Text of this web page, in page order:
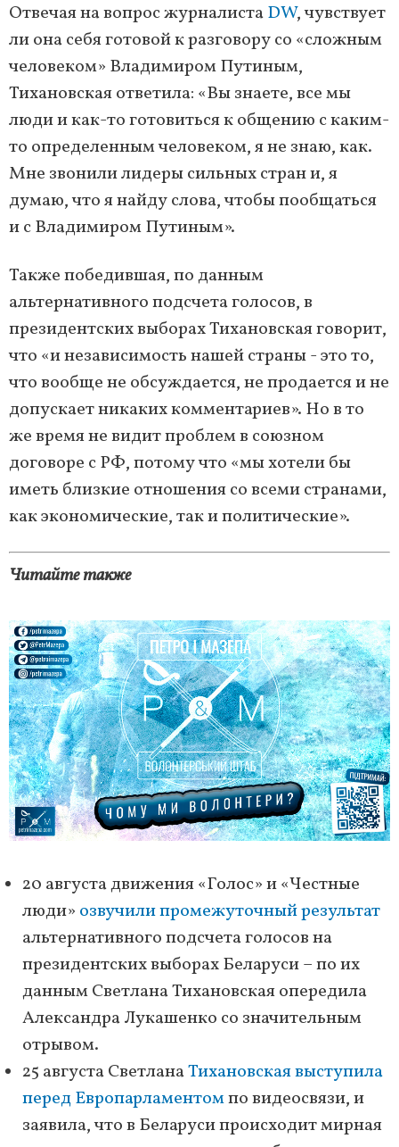
Отвечая на вопрос журналистаDW, чувствует
ли она себя готовой к разговору со «сложным
человеком» Владимиром Путиным,
Тихановская ответила: «Вы знаете, все мы
люди и как-то готовиться к общению с каким-
то определенным человеком, я не знаю, как.
Мне звонили лидеры сильных стран и, я
думаю, что я найду слова, чтобы пообщаться
и с Владимиром Путиным».
Также победившая, по данным
альтернативного подсчета голосов, в
президентских выборах Тихановская говорит,
что «и независимость нашей страны - это то,
что вообще не обсуждается, не продается и не
допускает никаких комментариев». Но в то
же время не видит проблем в союзном
договоре с РФ, потому что «мы хотели бы
иметь близкие отношения со всеми странами,
как экономические, так и политические».
Читайте также
20 августа движения «Голос» и «Честные
люди» озвучили промежуточный результат
альтернативного подсчета голосов на
президентских выборах Беларуси – по их
данным Светлана Тихановская опередила
Александра Лукашенко со значительным
отрывом.
25 августа СветланаТихановская выступила
перед Европарламентомпо видеосвязи, и
заявила, что в Беларуси происходит мирная